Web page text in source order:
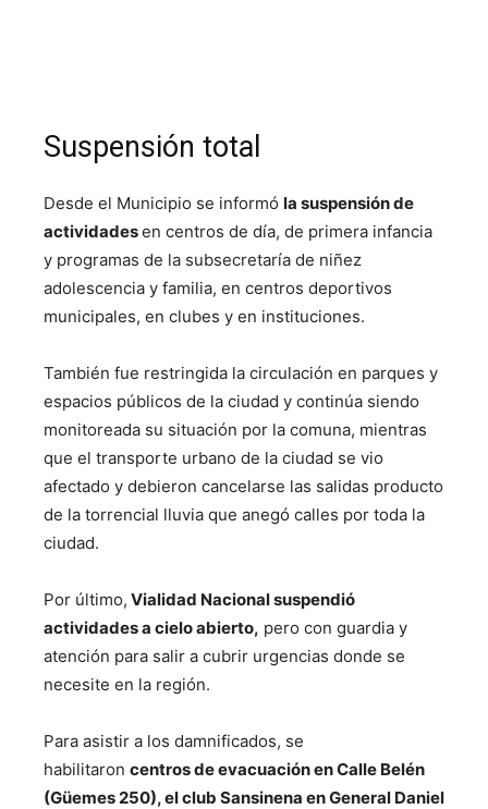
Suspensión total
Desde el Municipio se informó la suspensión de
actividadesen centros de día, de primera infancia
y programas de la subsecretaría de niñez
adolescencia y familia, en centros deportivos
municipales, en clubes y en instituciones.
También fue restringida la circulación en parques y
espacios públicos de la ciudad y continúa siendo
monitoreada su situación por la comuna, mientras
que el transporte urbano de la ciudad se vio
afectado y debieron cancelarse las salidas producto
de la torrencial lluvia que anegó calles por toda la
ciudad.
Por último, Vialidad Nacional suspendió
actividades a cielo abierto, pero con guardia y
atención para salir a cubrir urgencias donde se
necesite en la región.
Para asistir a los damnificados, se
habilitaron centros de evacuación en Calle Belén
(Güemes 250), el club Sansinena en General Daniel